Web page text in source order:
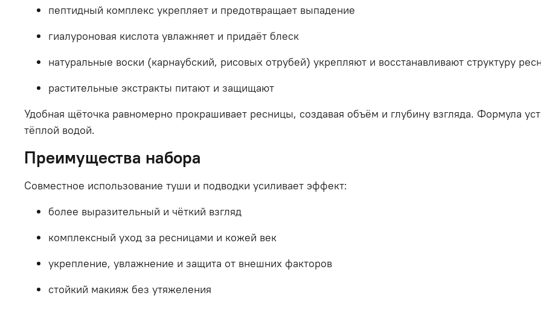
пептидный комплекс укрепляет и предотвращает выпадение
гиалуроновая кислота увлажняет и придаёт блеск
натуральные воски (карнаубский, рисовых отрубей) укрепляют и восстанавливают структуру
растительные экстракты питают и защищают
Удобная щёточка равномерно прокрашивает ресницы, создавая объём и глубину взгляда. Формула
тёплой водой.
Преимущества набора
Совместное использование туши и подводки усиливает эффект:
более выразительный и чёткий взгляд
комплексный уход за ресницами и кожей век
укрепление, увлажнение и защита от внешних факторов
стойкий макияж без утяжеления